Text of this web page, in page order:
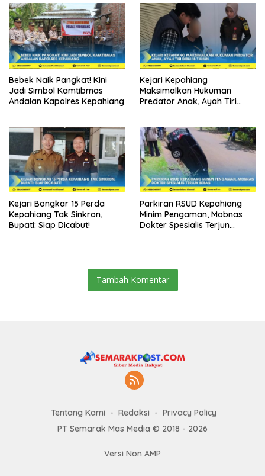
Bebek Naik Pangkat! Kini
Jadi Simbol Kamtibmas
Andalan Kapolres Kepahiang
Kejari Kepahiang
Maksimalkan Hukuman
Predator Anak, Ayah Tiri
Kejari Bongkar 15 Perda
Kepahiang Tak Sinkron,
Bupati: Siap Dicabut!
Parkiran RSUD Kepahiang
Minim Pengaman, Mobnas
Dokter Spesialis Terjun
Tambah Komentar
Tentang Kami Redaksi
Privacy Policy
PT Semarak Mas Media © 2018 - 2026
Versi Non AMP